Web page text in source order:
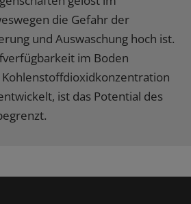
die Gefahr der
und Auswaschung hoch ist.
im Boden
ist das Potential des